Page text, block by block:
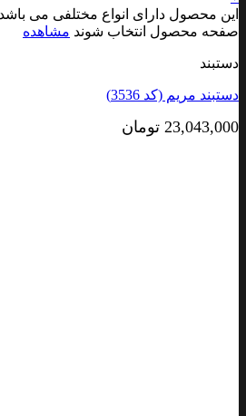
این محصول دارای انواع مختلفی می
صفحه محصول انتخاب شوند مشاهده
دستبند
دستبند مریم (کد 3536)
23,043,000 تومان